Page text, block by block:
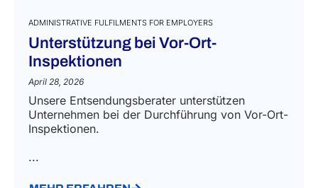
ADMINISTRATIVE FULFILMENTS FOR EMPLOYERS
Unterstützung bei Vor-Ort-
Inspektionen
April 28, 2026
Unsere Entsendungsberater unterstützen
Unternehmen bei der Durchführung von Vor-Ort-
Inspektionen.
...